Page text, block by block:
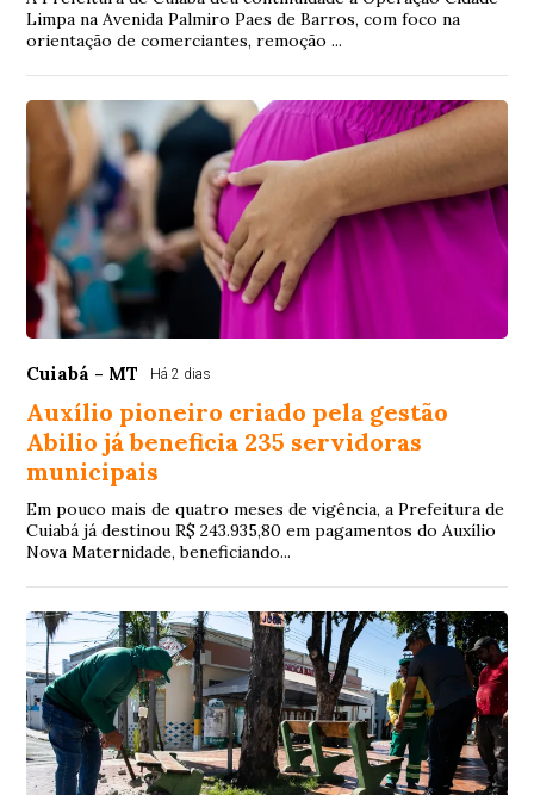
Limpa na Avenida Palmiro Paes de Barros, com foco na
orientação de comerciantes, remoção ...
Cuiabá - MT Há 2 dias
Auxílio pioneiro criado pela gestão
Abilio já beneficia 235 servidoras
municipais
Em pouco mais de quatro meses de vigência, a Prefeitura de
Cuiabá já destinou R$ 243.935,80 em pagamentos do Auxílio
Nova Maternidade, beneficiando...